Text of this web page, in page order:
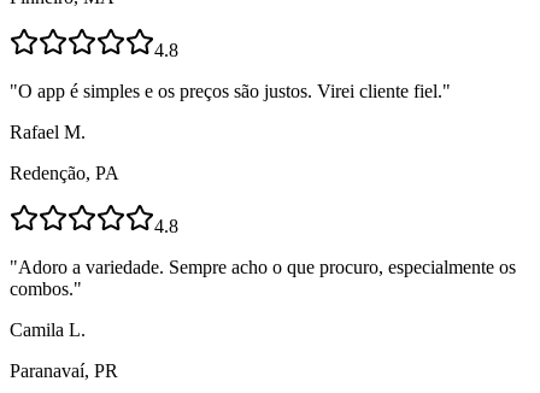
4.8
"O app é simples e os preços são justos. Virei cliente fiel."
Rafael M.
Redenção, PA
4.8
"Adoro a variedade. Sempre acho o que procuro, especialmente os
combos."
Camila L.
Paranavaí, PR